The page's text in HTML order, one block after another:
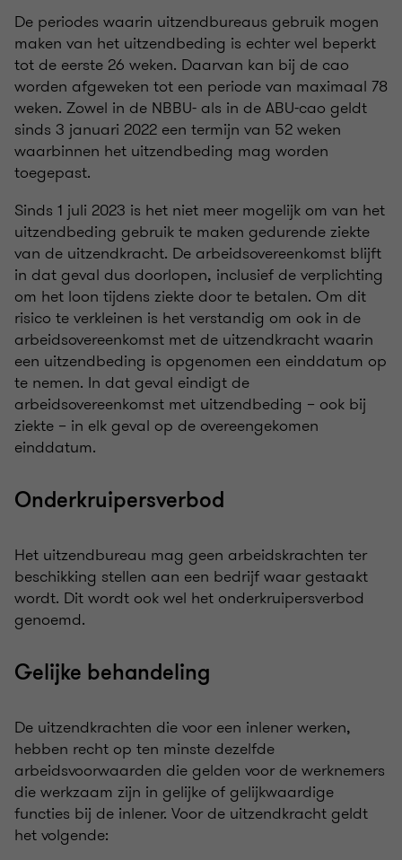
De periodes waarin uitzendbureaus gebruik mogen
maken van het uitzendbeding is echter wel beperkt
tot de eerste 26 weken. Daarvan kan bij de cao
worden afgeweken tot een periode van maximaal 78
weken. Zowel in de NBBU- als in de ABU-cao geldt
sinds 3 januari 2022 een termijn van 52 weken
waarbinnen het uitzendbeding mag worden
toegepast.
Sinds 1 juli 2023 is het niet meer mogelijk om van het
uitzendbeding gebruik te maken gedurende ziekte
van de uitzendkracht. De arbeidsovereenkomst blijft
in dat geval dus doorlopen, inclusief de verplichting
om het loon tijdens ziekte door te betalen. Om dit
risico te verkleinen is het verstandig om ook in de
arbeidsovereenkomst met de uitzendkracht waarin
een uitzendbeding is opgenomen een einddatum op
te nemen. In dat geval eindigt de
arbeidsovereenkomst met uitzendbeding – ook bij
ziekte – in elk geval op de overeengekomen
einddatum.
Onderkruipersverbod
Het uitzendbureau mag geen arbeidskrachten ter
beschikking stellen aan een bedrijf waar gestaakt
wordt. Dit wordt ook wel het onderkruipersverbod
genoemd.
Gelijke behandeling
De uitzendkrachten die voor een inlener werken,
hebben recht op ten minste dezelfde
arbeidsvoorwaarden die gelden voor de werknemers
die werkzaam zijn in gelijke of gelijkwaardige
functies bij de inlener. Voor de uitzendkracht geldt
het volgende: